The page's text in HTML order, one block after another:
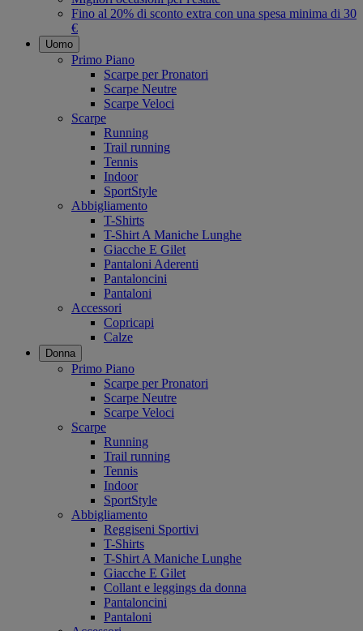
Fino al 20% di sconto extra con una spesa minima di 30
€
Uomo
Primo Piano
Scarpe per Pronatori
Scarpe Neutre
Scarpe Veloci
Scarpe
Running
Trail running
Tennis
Indoor
SportStyle
Abbigliamento
T-Shirts
T-Shirt A Maniche Lunghe
Giacche E Gilet
Pantaloni Aderenti
Pantaloncini
Pantaloni
Accessori
Copricapi
Calze
Donna
Primo Piano
Scarpe per Pronatori
Scarpe Neutre
Scarpe Veloci
Scarpe
Running
Trail running
Tennis
Indoor
SportStyle
Abbigliamento
Reggiseni Sportivi
T-Shirts
T-Shirt A Maniche Lunghe
Giacche E Gilet
Collant e leggings da donna
Pantaloncini
Pantaloni